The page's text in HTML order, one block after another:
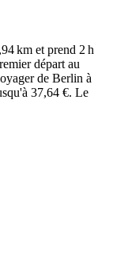
km et prend 2 h
départ au
de Berlin à
37,64 €. Le